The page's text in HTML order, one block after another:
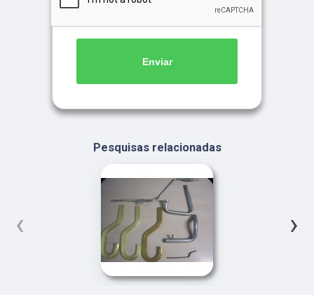
Enviar
Pesquisas relacionadas
‹ ›